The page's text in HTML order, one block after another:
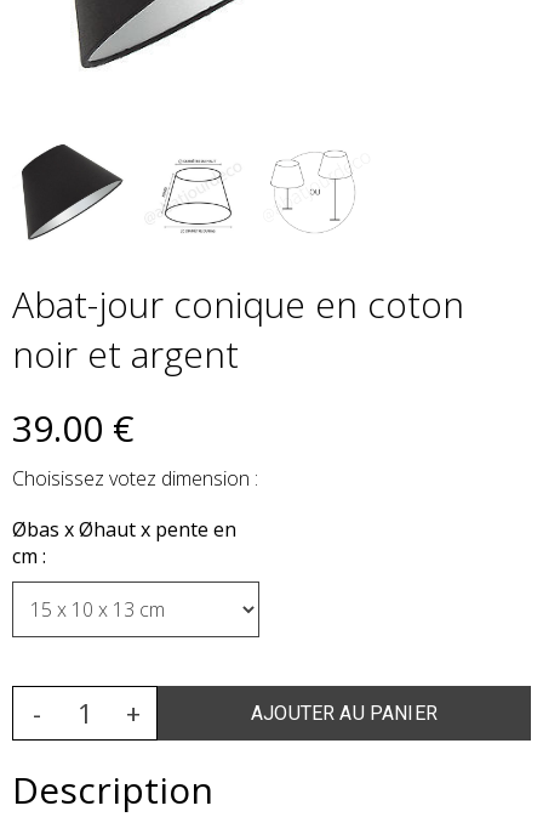
Abat-jour conique en coton
noir et argent
39.00 €
Choisissez votez dimension :
Øbas x Øhaut x pente en
cm :
Description